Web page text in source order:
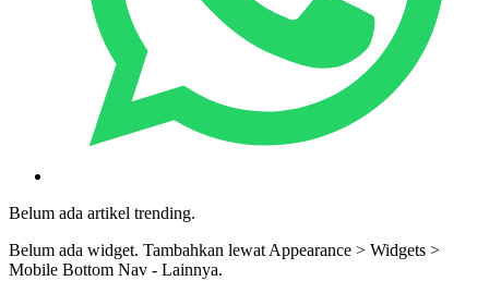
Belum ada artikel trending.
Belum ada widget. Tambahkan lewat Appearance > Widgets >
Mobile Bottom Nav - Lainnya.